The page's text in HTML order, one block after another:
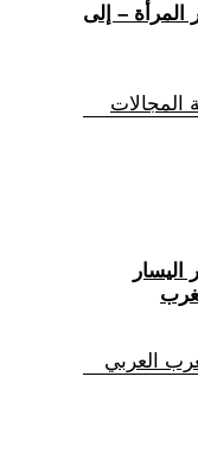
المرأة – إلى
المجالات
اليسار
العربي